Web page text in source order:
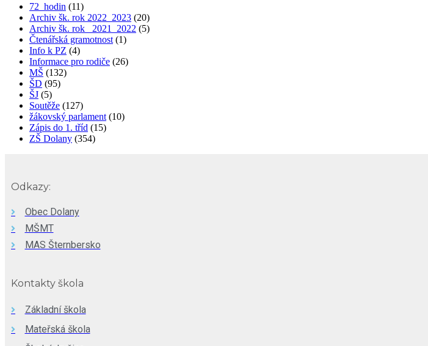
72_hodin (11)
Archiv šk. rok 2022_2023 (20)
Archiv šk. rok_ 2021_2022 (5)
Čtenářská gramotnost (1)
Info k PZ (4)
Informace pro rodiče (26)
MŠ (132)
ŠD (95)
ŠJ (5)
Soutěže (127)
žákovský parlament (10)
Zápis do 1. tříd (15)
ZŠ Dolany (354)
Odkazy:
Obec Dolany
MŠMT
MAS Šternbersko
Kontakty škola
Základní škola
Mateřská škola